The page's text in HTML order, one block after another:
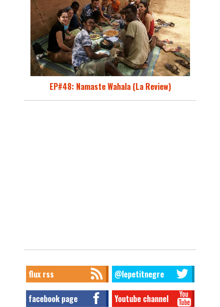
EP#48: Namaste Wahala (La Review)
flux rss @lepetitnegre
facebook page Youtube channel